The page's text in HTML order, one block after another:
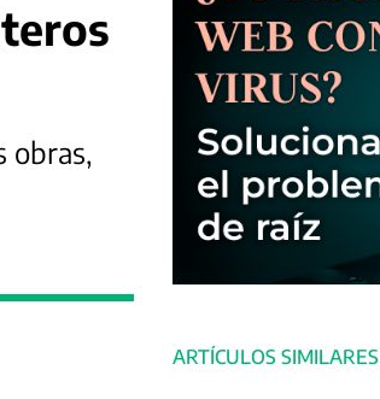
ARTÍCULOS SIMILARES
obras,